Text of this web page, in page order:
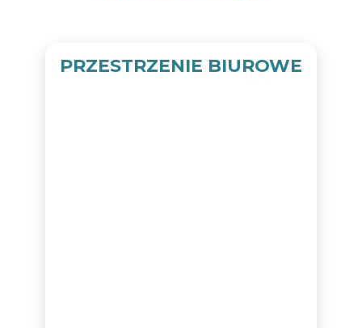
PRZESTRZENIE BIUROWE